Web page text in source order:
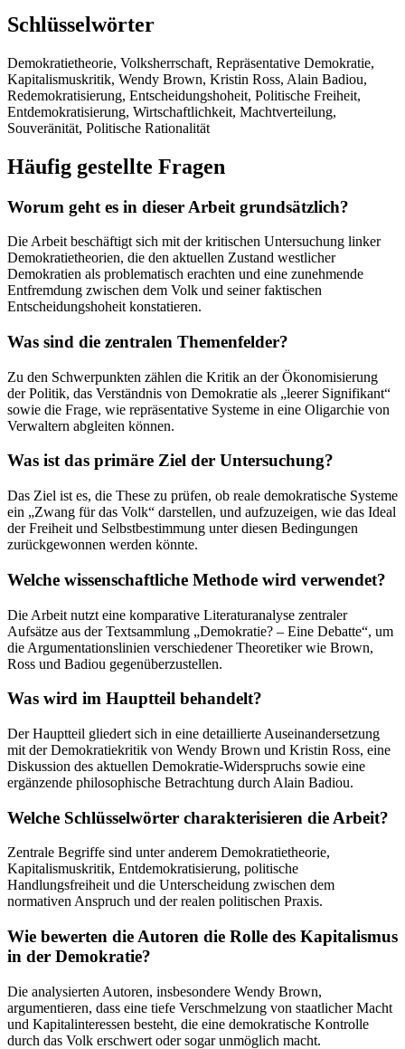
Schlüsselwörter
Demokratietheorie, Volksherrschaft, Repräsentative Demokratie,
Kapitalismuskritik, Wendy Brown, Kristin Ross, Alain Badiou,
Redemokratisierung, Entscheidungshoheit, Politische Freiheit,
Entdemokratisierung, Wirtschaftlichkeit, Machtverteilung,
Souveränität, Politische Rationalität
Häufig gestellte Fragen
Worum geht es in dieser Arbeit grundsätzlich?
Die Arbeit beschäftigt sich mit der kritischen Untersuchung linker
Demokratietheorien, die den aktuellen Zustand westlicher
Demokratien als problematisch erachten und eine zunehmende
Entfremdung zwischen dem Volk und seiner faktischen
Entscheidungshoheit konstatieren.
Was sind die zentralen Themenfelder?
Zu den Schwerpunkten zählen die Kritik an der Ökonomisierung
der Politik, das Verständnis von Demokratie als „leerer Signifikant“
sowie die Frage, wie repräsentative Systeme in eine Oligarchie von
Verwaltern abgleiten können.
Was ist das primäre Ziel der Untersuchung?
Das Ziel ist es, die These zu prüfen, ob reale demokratische Systeme
ein „Zwang für das Volk“ darstellen, und aufzuzeigen, wie das Ideal
der Freiheit und Selbstbestimmung unter diesen Bedingungen
zurückgewonnen werden könnte.
Welche wissenschaftliche Methode wird verwendet?
Die Arbeit nutzt eine komparative Literaturanalyse zentraler
Aufsätze aus der Textsammlung „Demokratie? – Eine Debatte“, um
die Argumentationslinien verschiedener Theoretiker wie Brown,
Ross und Badiou gegenüberzustellen.
Was wird im Hauptteil behandelt?
Der Hauptteil gliedert sich in eine detaillierte Auseinandersetzung
mit der Demokratiekritik von Wendy Brown und Kristin Ross, eine
Diskussion des aktuellen Demokratie-Widerspruchs sowie eine
ergänzende philosophische Betrachtung durch Alain Badiou.
Welche Schlüsselwörter charakterisieren die Arbeit?
Zentrale Begriffe sind unter anderem Demokratietheorie,
Kapitalismuskritik, Entdemokratisierung, politische
Handlungsfreiheit und die Unterscheidung zwischen dem
normativen Anspruch und der realen politischen Praxis.
Wie bewerten die Autoren die Rolle des Kapitalismus
in der Demokratie?
Die analysierten Autoren, insbesondere Wendy Brown,
argumentieren, dass eine tiefe Verschmelzung von staatlicher Macht
und Kapitalinteressen besteht, die eine demokratische Kontrolle
durch das Volk erschwert oder sogar unmöglich macht.